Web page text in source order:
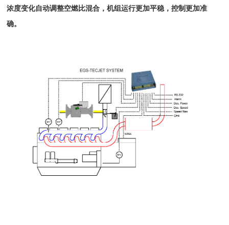
浓度变化自动调整空燃比混合 ，机组运行更加平稳，控制更加准
确。